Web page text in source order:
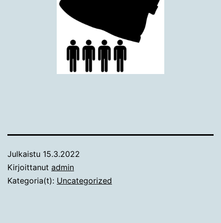
Julkaistu 15.3.2022
Kirjoittanut admin
Kategoria(t): Uncategorized